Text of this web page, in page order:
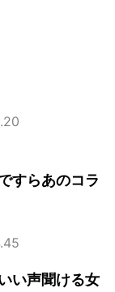
すらあのコラ
い声聞ける女